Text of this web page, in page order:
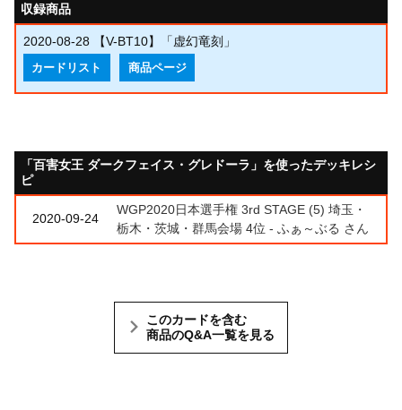
収録商品
2020-08-28 【V-BT10】「虚幻竜刻」
カードリスト 商品ページ
「百害女王 ダークフェイス・グレドーラ」を使ったデッキレシ
ピ
2020-09-24
WGP2020日本選手権 3rd STAGE (5) 埼玉・
栃木・茨城・群馬会場 4位 - ふぁ～ぶる さん
このカードを含む
商品のQ&A一覧を見る